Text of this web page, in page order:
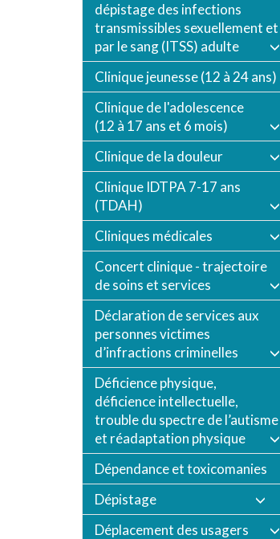
dépistage des infections
transmissibles sexuellement et
par le sang (ITSS) adulte
Clinique jeunesse (12 à 24 ans)
Clinique de l'adolescence
(12 à 17 ans et 6 mois)
Clinique de la douleur
Clinique IDTPA 7-17 ans
(TDAH)
Cliniques médicales
Concert clinique - trajectoire
de soins et services
Déclaration de services aux
personnes victimes
d’infractions criminelles
Déficience physique,
déficience intellectuelle,
trouble du spectre de l’autisme
et réadaptation physique
Dépendance et toxicomanies
Dépistage
Déplacement des usagers